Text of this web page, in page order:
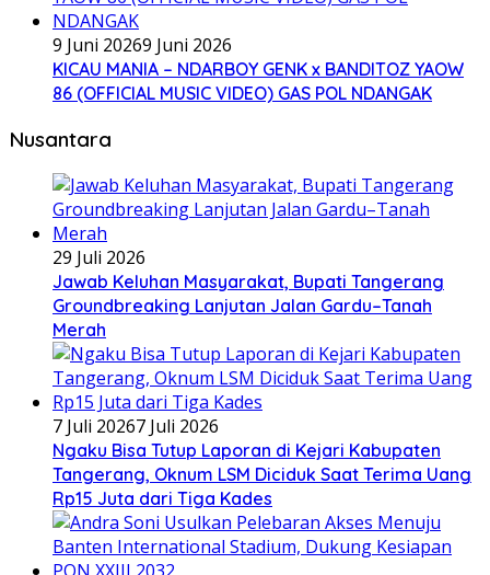
9 Juni 20269 Juni 2026
KICAU MANIA – NDARBOY GENK x BANDITOZ YAOW
86 (OFFICIAL MUSIC VIDEO) GAS POL NDANGAK
Nusantara
29 Juli 2026
Jawab Keluhan Masyarakat, Bupati Tangerang
Groundbreaking Lanjutan Jalan Gardu–Tanah
Merah
7 Juli 20267 Juli 2026
Ngaku Bisa Tutup Laporan di Kejari Kabupaten
Tangerang, Oknum LSM Diciduk Saat Terima Uang
Rp15 Juta dari Tiga Kades